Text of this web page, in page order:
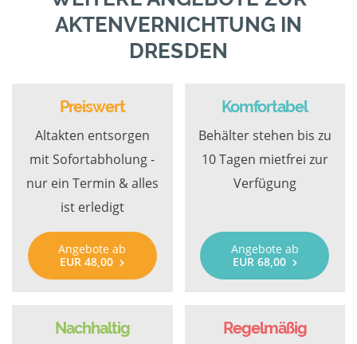
AKTENVERNICHTUNG IN
DRESDEN
Preiswert
Altakten entsorgen
mit Sofortabholung -
nur ein Termin & alles
ist erledigt
Angebote ab
EUR 48,00
Komfortabel
Behälter stehen bis zu
10 Tagen mietfrei zur
Verfügung
Angebote ab
EUR 68,00
Nachhaltig Regelmäßig